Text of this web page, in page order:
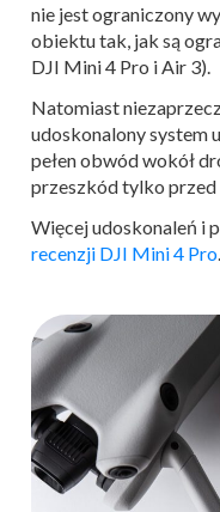
nie jest ograniczony
obiektu tak, jak są
DJI Mini 4 Pro i Air 3).
Natomiast
udoskonalony system
pełen obwód wokół
przeszkód tylko przed
Więcej udoskonaleń i
recenzji DJI Mini 4 Pro